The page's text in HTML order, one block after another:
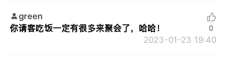
green
你请客吃饭一定有很多来聚会了，哈哈！
2023-01-23 19:40
0